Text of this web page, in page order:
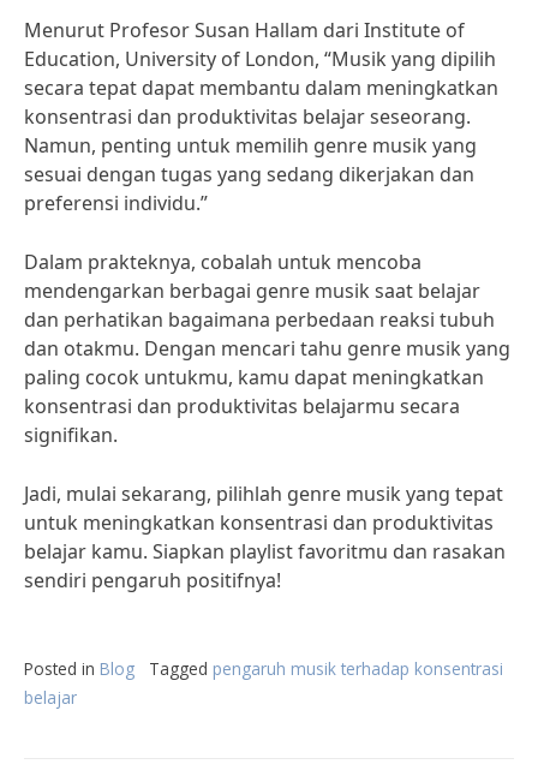
Menurut Profesor Susan Hallam dari Institute of
Education, University of London, “Musik yang dipilih
secara tepat dapat membantu dalam meningkatkan
konsentrasi dan produktivitas belajar seseorang.
Namun, penting untuk memilih genre musik yang
sesuai dengan tugas yang sedang dikerjakan dan
preferensi individu.”
Dalam prakteknya, cobalah untuk mencoba
mendengarkan berbagai genre musik saat belajar
dan perhatikan bagaimana perbedaan reaksi tubuh
dan otakmu. Dengan mencari tahu genre musik yang
paling cocok untukmu, kamu dapat meningkatkan
konsentrasi dan produktivitas belajarmu secara
signifikan.
Jadi, mulai sekarang, pilihlah genre musik yang tepat
untuk meningkatkan konsentrasi dan produktivitas
belajar kamu. Siapkan playlist favoritmu dan rasakan
sendiri pengaruh positifnya!
Posted in Blog Tagged pengaruh musik terhadap konsentrasi
belajar